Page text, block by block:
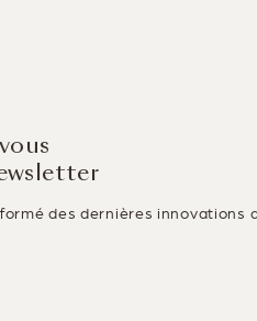
des dernières innovations